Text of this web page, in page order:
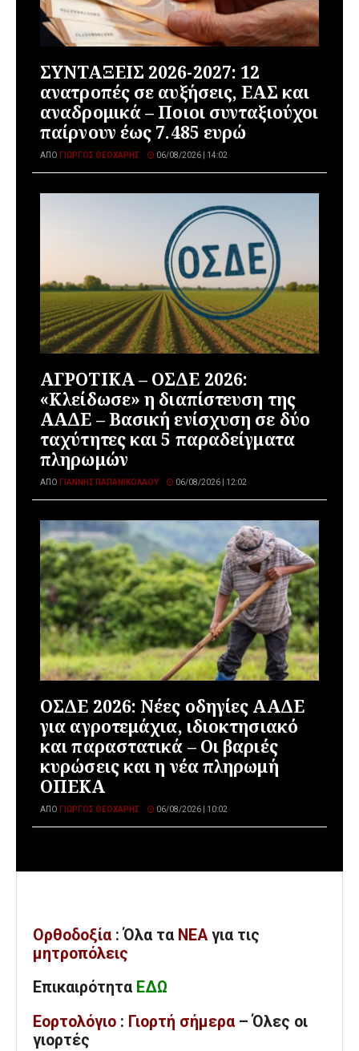
ΣΥΝΤΑΞΕΙΣ 2026-2027: 12
ανατροπές σε αυξήσεις, ΕΑΣ και
αναδρομικά – Ποιοι συνταξιούχοι
παίρνουν έως 7.485 ευρώ
ΑΠΌ ΓΙΏΡΓΟΣ ΘΕΟΧΆΡΗΣ 06/08/2026 | 14:02
ΑΓΡΟΤΙΚΑ – ΟΣΔΕ 2026:
«Κλείδωσε» η διαπίστευση της
ΑΑΔΕ – Βασική ενίσχυση σε δύο
ταχύτητες και 5 παραδείγματα
πληρωμών
ΑΠΌ ΓΙΆΝΝΗΣ ΠΑΠΑΝΙΚΟΛΆΟΥ 06/08/2026 | 12:02
ΟΣΔΕ 2026: Νέες οδηγίες ΑΑΔΕ
για αγροτεμάχια, ιδιοκτησιακό
και παραστατικά – Οι βαριές
κυρώσεις και η νέα πληρωμή
ΟΠΕΚΑ
ΑΠΌ ΓΙΏΡΓΟΣ ΘΕΟΧΆΡΗΣ 06/08/2026 | 10:02
Ορθοδοξία : Όλα τα ΝΕΑ για τις
μητροπόλεις
Επικαιρότητα ΕΔΩ
Εορτολόγιο : Γιορτή σήμερα – Όλες οι
γιορτές